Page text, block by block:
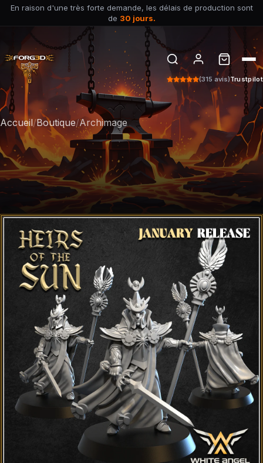
En raison d'une très forte demande, les délais de production sont
de 30 jours.
(315 avis)Trustpilot
Accueil/Boutique/Archimage